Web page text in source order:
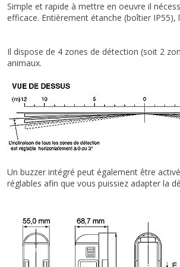
Simple et rapide à mettre en oeuvre il
efficace. Entièrement étanche (boîtier
Il dispose de 4 zones de détection (soit 2
animaux.
Un buzzer intégré peut également être
réglables afin que vous puissiez adapter la